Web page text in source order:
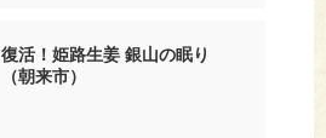
復活！姫路生姜 銀山の眠り
（朝来市）